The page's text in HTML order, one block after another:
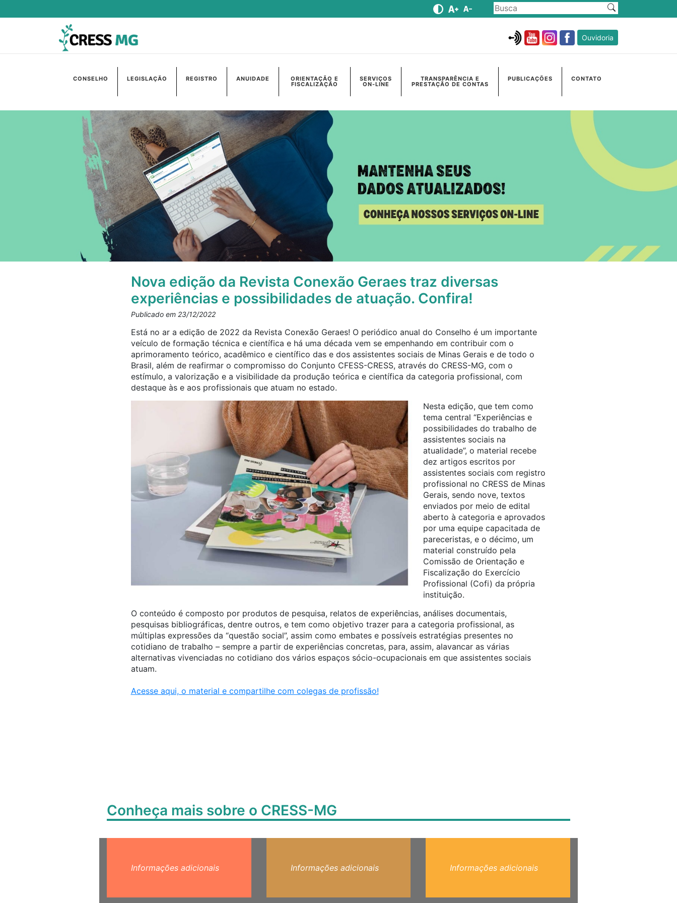
Ouvidoria
CONSELHO LEGISLAÇÃO REGISTRO ANUIDADE ORIENTAÇÃO E
FISCALIZAÇÃO
SERVIÇOS
ON-LINE
TRANSPARÊNCIA E
PRESTAÇÃO DE CONTAS
PUBLICAÇÕES CONTATO
Nova edição da Revista Conexão Geraes traz diversas
experiências e possibilidades de atuação. Confira!
Publicado em 23/12/2022
Está no ar a edição de 2022 da Revista Conexão Geraes! O periódico anual do Conselho é um importante
veículo de formação técnica e científica e há uma década vem se empenhando em contribuir com o
aprimoramento teórico, acadêmico e científico das e dos assistentes sociais de Minas Gerais e de todo o
Brasil, além de reafirmar o compromisso do Conjunto CFESS-CRESS, através do CRESS-MG, com o
estímulo, a valorização e a visibilidade da produção teórica e científica da categoria profissional, com
destaque às e aos profissionais que atuam no estado.
Nesta edição, que tem como
tema central “Experiências e
possibilidades do trabalho de
assistentes sociais na
atualidade”, o material recebe
dez artigos escritos por
assistentes sociais com registro
profissional no CRESS de Minas
Gerais, sendo nove, textos
enviados por meio de edital
aberto à categoria e aprovados
por uma equipe capacitada de
pareceristas, e o décimo, um
material construído pela
Comissão de Orientação e
Fiscalização do Exercício
Profissional (Cofi) da própria
instituição.
O conteúdo é composto por produtos de pesquisa, relatos de experiências, análises documentais,
pesquisas bibliográficas, dentre outros, e tem como objetivo trazer para a categoria profissional, as
múltiplas expressões da “questão social”, assim como embates e possíveis estratégias presentes no
cotidiano de trabalho – sempre a partir de experiências concretas, para, assim, alavancar as várias
alternativas vivenciadas no cotidiano dos vários espaços sócio-ocupacionais em que assistentes sociais
atuam.
Acesse aqui, o material e compartilhe com colegas de profissão!
Conheça mais sobre o CRESS-MG
Informações adicionais Informações adicionais Informações adicionais